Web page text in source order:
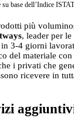
base dell’Indice
più
, leader per
in 3-4 giorni
del materiale
i privati che
ricevere in